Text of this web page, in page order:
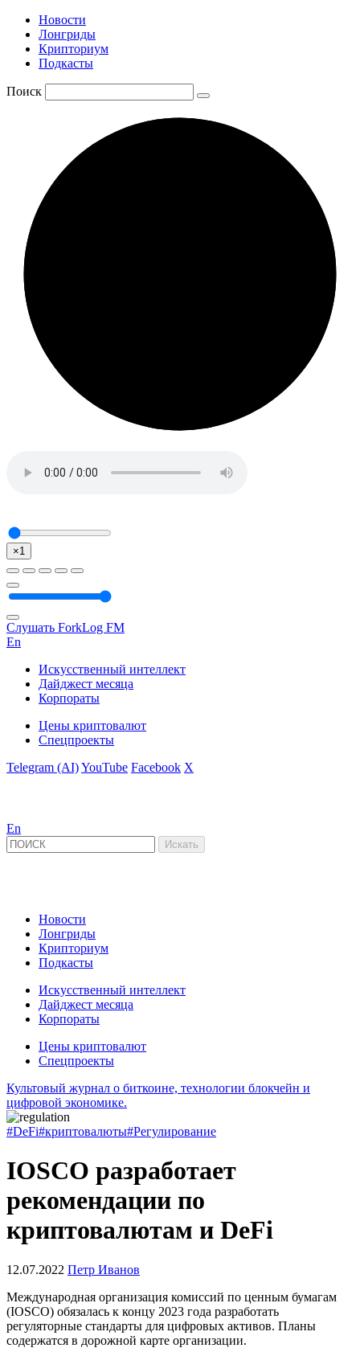
Новости
Лонгриды
Крипториум
Подкасты
Поиск
×1
Слушать ForkLog FM
En
Искусственный интеллект
Дайджест месяца
Корпораты
Цены криптовалют
Спецпроекты
Telegram (AI)YouTube Facebook X
En
Новости
Лонгриды
Крипториум
Подкасты
Искусственный интеллект
Дайджест месяца
Корпораты
Цены криптовалют
Спецпроекты
Культовый журнал о биткоине, технологии блокчейн и
цифровой экономике.
#DeFi#криптовалюты#Регулирование
IOSCO разработает
рекомендации по
криптовалютам и DeFi
12.07.2022 Петр Иванов
Международная организация комиссий по ценным бумагам
(IOSCO) обязалась к концу 2023 года разработать
регуляторные стандарты для цифровых активов. Планы
содержатся в дорожной карте организации.